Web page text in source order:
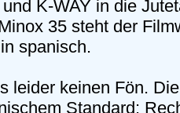
K-WAY in die
35 steht der
spanisch.
leider keinen Fön.
Standard: